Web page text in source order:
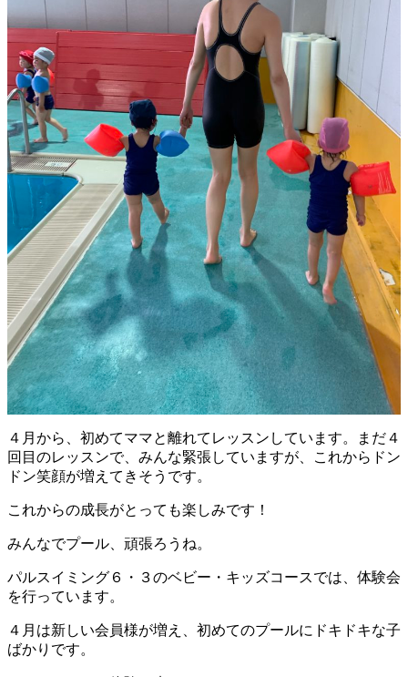
４月から、初めてママと離れてレッスンしています。まだ４
回目のレッスンで、みんな緊張していますが、これからドン
ドン笑顔が増えてきそうです。
これからの成長がとっても楽しみです！
みんなでプール、頑張ろうね。
パルスイミング６・３のベビー・キッズコースでは、体験会
を行っています。
４月は新しい会員様が増え、初めてのプールにドキドキな子
ばかりです。